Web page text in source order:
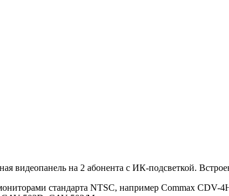
видеопанель на 2 абонента с ИК-подсветкой.
стандарта NTSC, например Commax